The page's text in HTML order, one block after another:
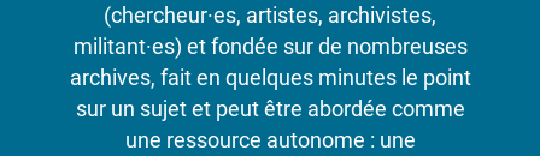
(chercheur·es, artistes, archivistes,
militant·es) et fondée sur de nombreuses
archives, fait en quelques minutes le point
sur un sujet et peut être abordée comme
une ressource autonome : une